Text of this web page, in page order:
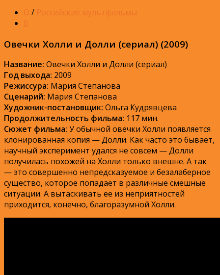
О / Российские мультфильмы
0
Овечки Холли и Долли (сериал) (2009)
Название: Овечки Холли и Долли (сериал)
Год выхода: 2009
Режиссура: Мария Степанова
Сценарий: Мария Степанова
Художник-постановщик: Ольга Кудрявцева
Продолжительность фильма: 117 мин.
Сюжет фильма: У обычной овечки Холли появляется
клонированная копия — Долли. Как часто это бывает,
научный эксперимент удался не совсем — Долли
получилась похожей на Холли только внешне. А так
— это совершенно непредсказуемое и безалаберное
существо, которое попадает в различные смешные
ситуации. А вытаскивать ее из неприятностей
приходится, конечно, благоразумной Холли.